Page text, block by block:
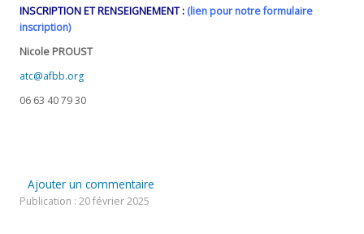
INSCRIPTION ET RENSEIGNEMENT :(lien pour notre formulaire
inscription)
Nicole PROUST
atc@afbb.org
06 63 40 79 30
Ajouter un commentaire
Publication : 20 février 2025